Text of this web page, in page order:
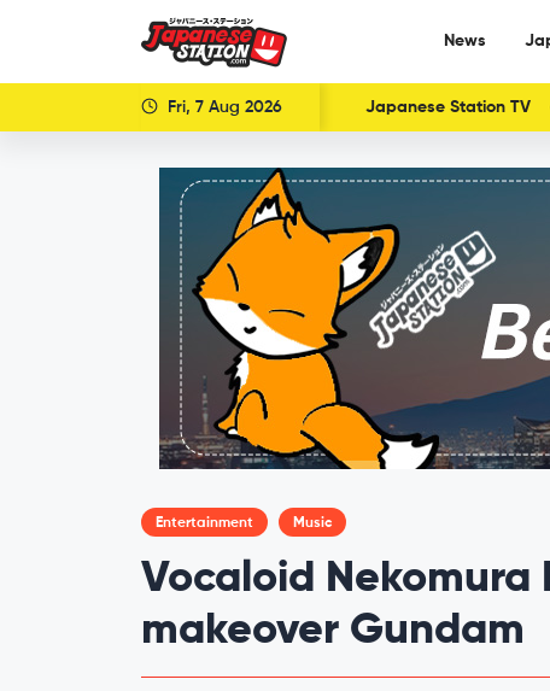
News
Fri, 7 Aug 2026 Japanese Station TV
Entertainment Music
Vocaloid
makeover Gundam